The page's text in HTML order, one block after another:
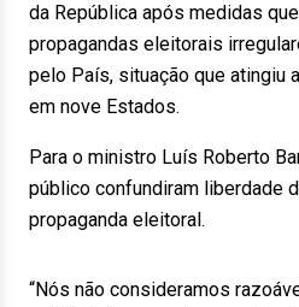
da República após medidas
propagandas eleitorais
pelo País, situação que atingiu
em nove Estados.
Para o ministro Luís Roberto
público confundiram liberdade
propaganda eleitoral.
“Nós não consideramos